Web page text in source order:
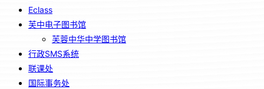
Eclass
芙中电子图书馆
芙蓉中华中学图书馆
行政SMS系统
联课处
国际事务处